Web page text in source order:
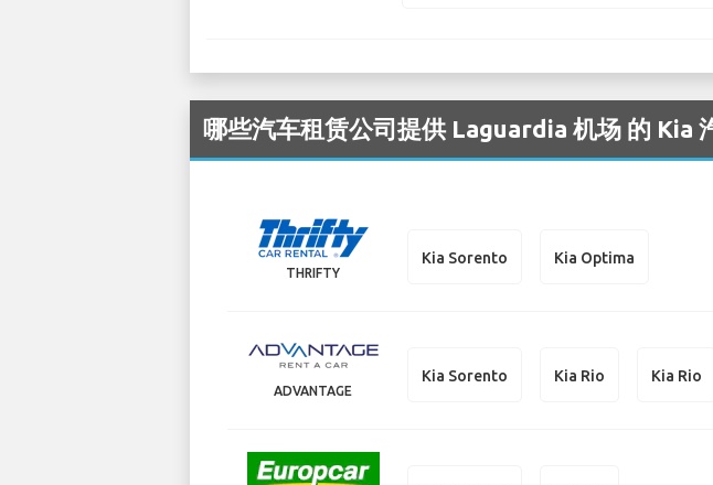
哪些汽车租赁公司提供 Laguardia 机场 的 Kia
THRIFTY
Kia Sorento Kia Optima
ADVANTAGE
Kia Sorento Kia Rio Kia Rio